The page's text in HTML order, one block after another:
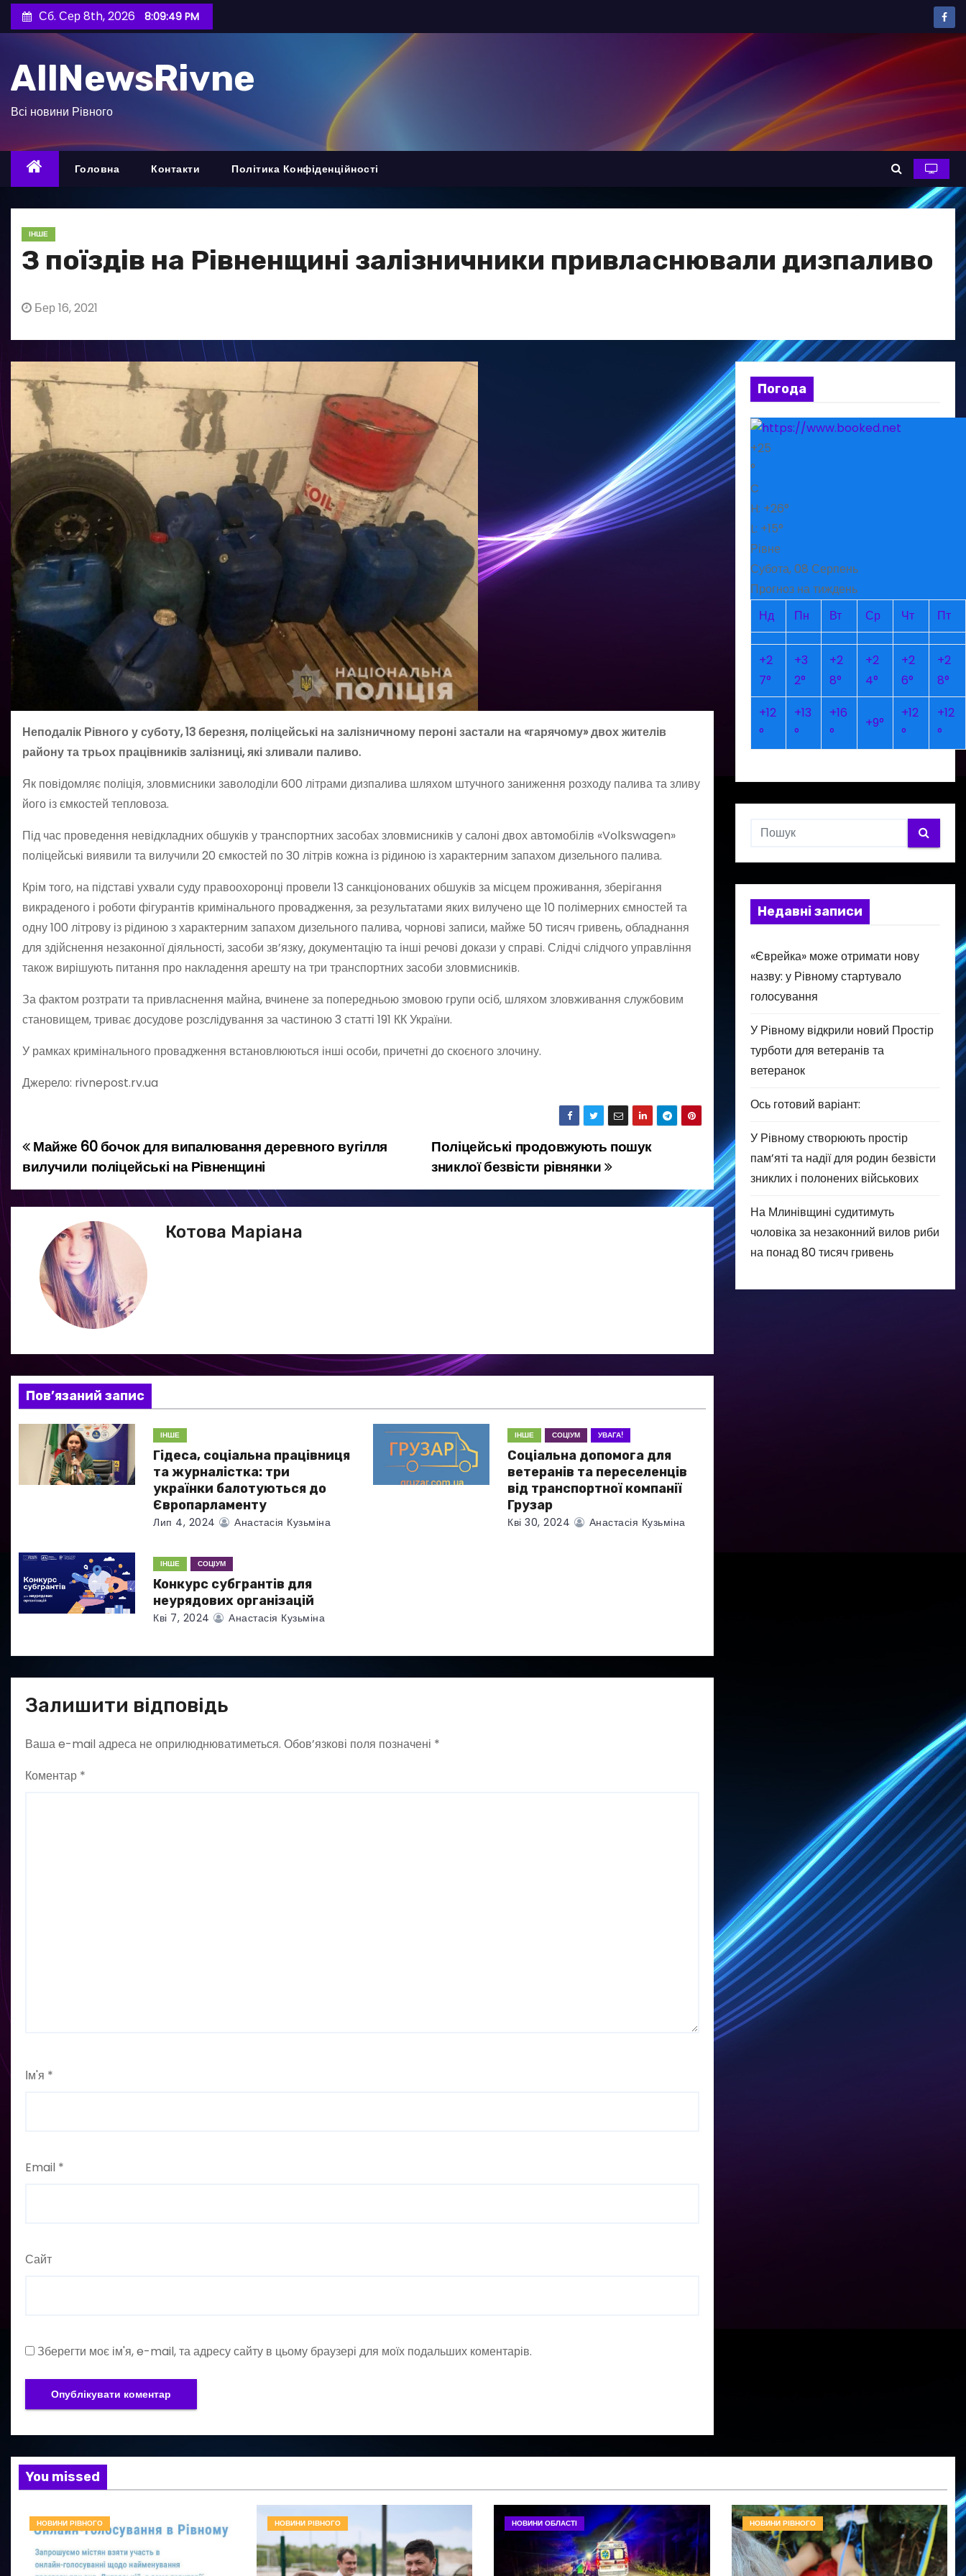
е
д
Сб. Сер 8th, 2026 8:09:51 PM
AllNewsRivne
Всі новини Рівного
Головна Контакти Політика Конфіденційності
ІНШЕ
З поїздів на Рівненщині залізничники привласнювали дизпаливо
Бер 16, 2021
Неподалік Рівного у суботу, 13 березня, поліцейські на залізничному пероні застали на «гарячому» двох жителів
району та трьох працівників залізниці, які зливали паливо.
Як повідомляє поліція, зловмисники заволоділи 600 літрами дизпалива шляхом штучного заниження розходу палива та зливу
його із ємкостей тепловоза.
Під час проведення невідкладних обшуків у транспортних засобах зловмисників у салоні двох автомобілів «Volkswagen»
поліцейські виявили та вилучили 20 ємкостей по 30 літрів кожна із рідиною із характерним запахом дизельного палива.
Крім того, на підставі ухвали суду правоохоронці провели 13 санкціонованих обшуків за місцем проживання, зберігання
викраденого і роботи фігурантів кримінального провадження, за результатами яких вилучено ще 10 полімерних ємностей та
одну 100 літрову із рідиною з характерним запахом дизельного палива, чорнові записи, майже 50 тисяч гривень, обладнання
для здійснення незаконної діяльності, засоби зв’язку, документацію та інші речові докази у справі. Слідчі слідчого управління
також вирішують питання про накладення арешту на три транспортних засоби зловмисників.
За фактом розтрати та привласнення майна, вчинене за попередньою змовою групи осіб, шляхом зловживання службовим
становищем, триває досудове розслідування за частиною 3 статті 191 КК України.
У рамках кримінального провадження встановлюються інші особи, причетні до скоєного злочину.
Джерело: rivnepost.rv.ua
Н
а
в
і
я
з
п
і
в
Поліцейські продовжують пошук
зниклої безвісти рівнянки
Майже 60 бочок для випалювання деревного вугілля
вилучили поліцейські на Рівненщині
Котова Маріана
Пов’язаний запис
ІНШЕ
Гідеса, соціальна працівниця
та журналістка: три
українки балотуються до
Європарламенту
Лип 4, 2024 Анастасія Кузьміна
ІНШЕ СОЦІУМ УВАГА!
Соціальна допомога для
ветеранів та переселенців
від транспортної компанії
Грузар
Кві 30, 2024 Анастасія Кузьміна
ІНШЕ СОЦІУМ
Конкурс субгрантів для
неурядових організацій
Кві 7, 2024 Анастасія Кузьміна
Залишити відповідь
Ваша e-mail адреса не оприлюднюватиметься. Обов’язкові поля позначені *
Коментар *
Ім'я *
Email *
Сайт
Зберегти моє ім'я, e-mail, та адресу сайту в цьому браузері для моїх подальших коментарів.
Погода
+25
°
C
H: +26°
L: +15°
Рівне
Субота, 08 Серпень
Прогноз на тиждень
Нд
Пн Вт Ср Чт Пт
+2
7°
+3
2°
+2
8°
+2
4°
+2
6°
+2
8°
+12
°
+13
°
+16
°
+9°
+12
°
+12
°
Недавні записи
«Єврейка» може отримати нову
назву: у Рівному стартувало
голосування
У Рівному відкрили новий Простір
турботи для ветеранів та
ветеранок
Ось готовий варіант:
У Рівному створюють простір
пам’яті та надії для родин безвісти
зниклих і полонених військових
На Млинівщині судитимуть
чоловіка за незаконний вилов риби
на понад 80 тисяч гривень
You missed
НОВИНИ РІВНОГО НОВИНИ РІВНОГО НОВИНИ ОБЛАСТІ НОВИНИ РІВНОГО